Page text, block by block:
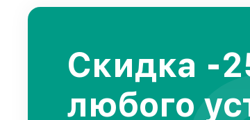
Скидка -
любого